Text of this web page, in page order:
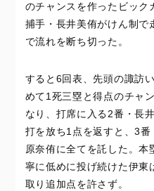
のチャンスを作ったビック
捕手・長井美侑がけん制で
で流れを断ち切った。
すると6回表、先頭の諏訪
めて1死三塁と得点のチャ
なり、打席に入る2番・長
打を放ち1点を返すと、3
原奈侑に全てを託した。
寧に低めに投げ続けた伊東
取り追加点を許さず。